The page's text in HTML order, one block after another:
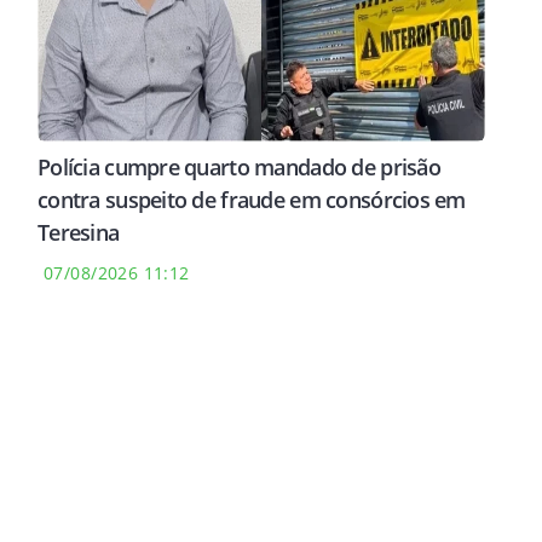
Polícia cumpre quarto mandado de prisão
contra suspeito de fraude em consórcios em
Teresina
07/08/2026 11:12